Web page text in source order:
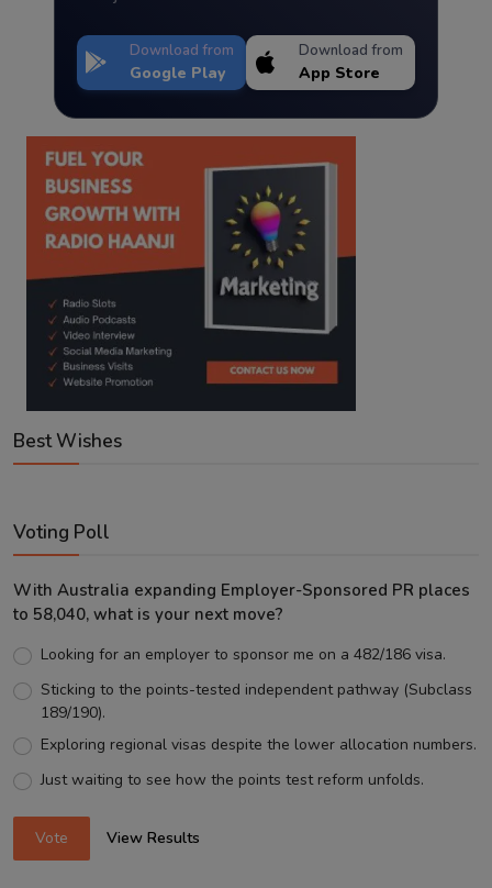
Download from
Google Play
Download from
App Store
Best Wishes
Voting Poll
With Australia expanding Employer-Sponsored PR places
to 58,040, what is your next move?
Looking for an employer to sponsor me on a 482/186 visa.
Sticking to the points-tested independent pathway (Subclass
189/190).
Exploring regional visas despite the lower allocation numbers.
Just waiting to see how the points test reform unfolds.
Vote View Results